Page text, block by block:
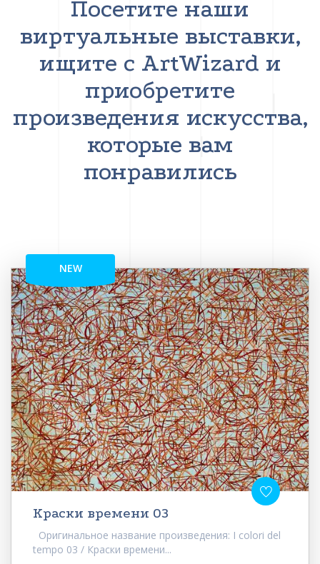
Посетите наши
виртуальные выставки,
ищите с ArtWizard и
приобретите
произведения искусства,
которые вам
понравились
NEW
Краски времени 03
Оригинальное название произведения: I colori del
tempo 03 / Краски времени...